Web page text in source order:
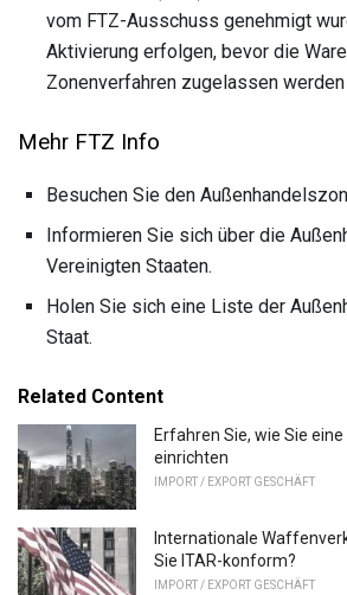
vom FTZ-Ausschuss genehmigt
Aktivierung erfolgen, bevor die
Zonenverfahren zugelassen werden
Mehr FTZ Info
Besuchen Sie den
Informieren Sie sich über die
Vereinigten Staaten.
Holen Sie sich eine Liste der
Staat.
Related Content
Erfahren Sie, wie Sie
einrichten
IMPORT / EXPORT GESCHÄFT
Internationale
Sie ITAR-konform?
IMPORT / EXPORT GESCHÄFT